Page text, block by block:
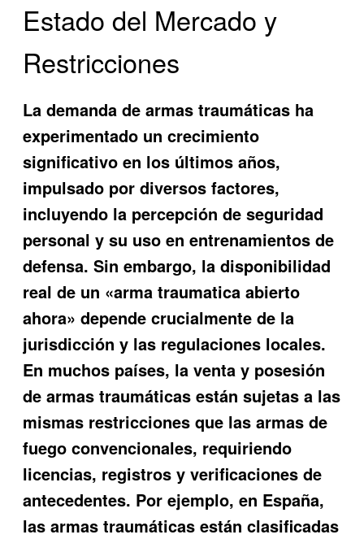
Estado del Mercado y
Restricciones
La demanda de armas traumáticas ha
experimentado un crecimiento
significativo en los últimos años,
impulsado por diversos factores,
incluyendo la percepción de seguridad
personal y su uso en entrenamientos de
defensa. Sin embargo, la disponibilidad
real de un «arma traumatica abierto
ahora» depende crucialmente de la
jurisdicción y las regulaciones locales.
En muchos países, la venta y posesión
de armas traumáticas están sujetas a las
mismas restricciones que las armas de
fuego convencionales, requiriendo
licencias, registros y verificaciones de
antecedentes. Por ejemplo, en España,
las armas traumáticas están clasificadas